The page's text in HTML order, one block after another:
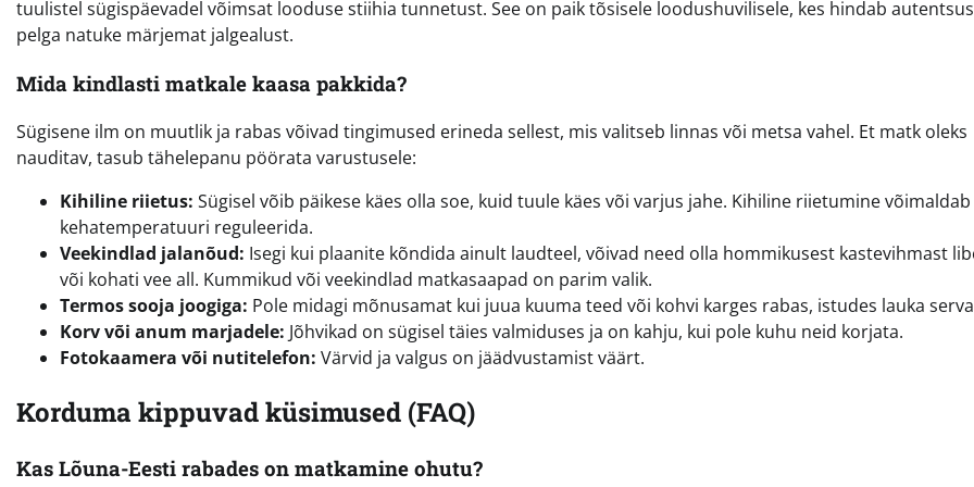
tuulistel sügispäevadel võimsat looduse stiihia tunnetust. See on paik tõsisele loodushuvilisele, kes hindab
pelga natuke märjemat jalgealust.
Mida kindlasti matkale kaasa pakkida?
Sügisene ilm on muutlik ja rabas võivad tingimused erineda sellest, mis valitseb linnas või metsa vahel. Et matk oleks
nauditav, tasub tähelepanu pöörata varustusele:
Kihiline riietus: Sügisel võib päikese käes olla soe, kuid tuule käes või varjus jahe. Kihiline riietumine võimaldab
kehatemperatuuri reguleerida.
Veekindlad jalanõud: Isegi kui plaanite kõndida ainult laudteel, võivad need olla hommikusest kastevihmast
või kohati vee all. Kummikud või veekindlad matkasaapad on parim valik.
Termos sooja joogiga: Pole midagi mõnusamat kui juua kuuma teed või kohvi karges rabas, istudes lauka
Korv või anum marjadele: Jõhvikad on sügisel täies valmiduses ja on kahju, kui pole kuhu neid korjata.
Fotokaamera või nutitelefon: Värvid ja valgus on jäädvustamist väärt.
Korduma kippuvad küsimused (FAQ)
Kas Lõuna-Eesti rabades on matkamine ohutu?